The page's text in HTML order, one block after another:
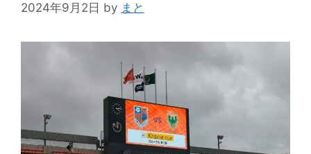
2024年9月2日 by まと